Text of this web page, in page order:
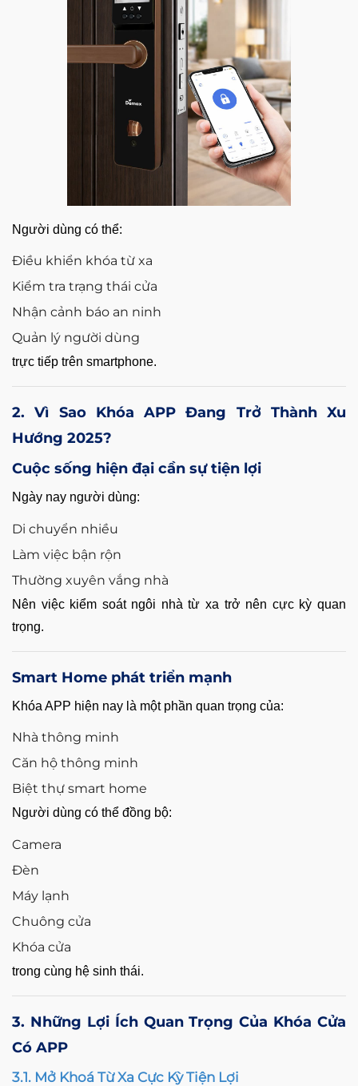
Người dùng có thể:
Điều khiển khóa từ xa
Kiểm tra trạng thái cửa
Nhận cảnh báo an ninh
Quản lý người dùng
trực tiếp trên smartphone.
2. Vì Sao Khóa APP Đang Trở Thành Xu
Hướng 2025?
Cuộc sống hiện đại cần sự tiện lợi
Ngày nay người dùng:
Di chuyển nhiều
Làm việc bận rộn
Thường xuyên vắng nhà
Nên việc kiểm soát ngôi nhà từ xa trở nên cực kỳ quan
trọng.
Smart Home phát triển mạnh
Khóa APP hiện nay là một phần quan trọng của:
Nhà thông minh
Căn hộ thông minh
Biệt thự smart home
Người dùng có thể đồng bộ:
Camera
Đèn
Máy lạnh
Chuông cửa
Khóa cửa
trong cùng hệ sinh thái.
3. Những Lợi Ích Quan Trọng Của Khóa Cửa
Có APP
3.1. Mở Khoá Từ Xa Cực Kỳ Tiện Lợi